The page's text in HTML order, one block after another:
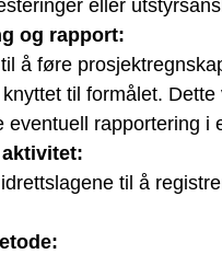
eller
og rapport:
å føre
til formålet.
eventuell rapportering i
til å reg